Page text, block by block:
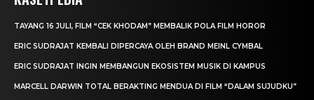
TAYANG 16 JULI, FILM “CEK KHODAM” MEMBALIK POLA FILM HOROR
ERIC SUDRAJAT KEMBALI DIPERCAYA OLEH BRAND MEINL CYMBAL
ERIC SUDRAJAT INGIN MEMBANGUN EKOSISTEM MUSIK DI KAMPUS
MARCELL DARWIN TOTAL BERAKTING MENDUA DI FILM “DALAM SUJUDKU”